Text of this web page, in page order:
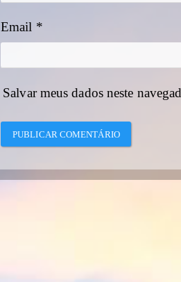
Email *
Salvar meus dados neste